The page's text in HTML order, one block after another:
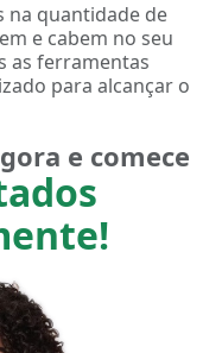
na quantidade de
e cabem no seu
as ferramentas
para alcançar o
e comece